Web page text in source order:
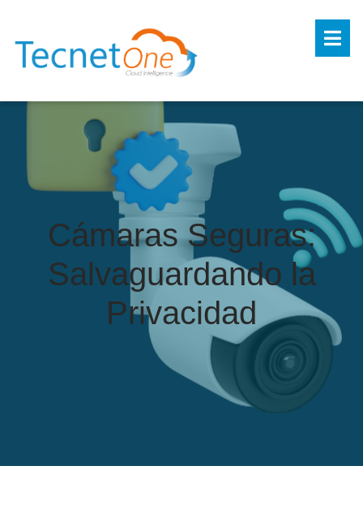
Cámaras Seguras:
Salvaguardando la
Privacidad